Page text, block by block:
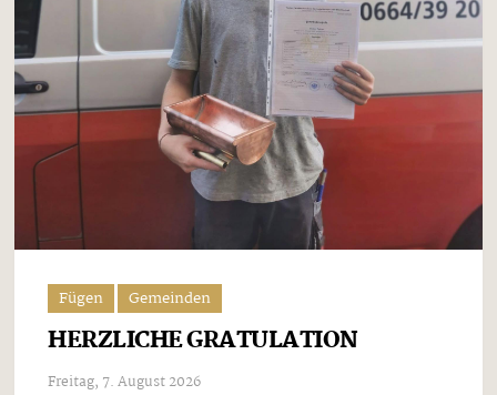
Fügen Gemeinden
HERZLICHE GRATULATION
Freitag, 7. August 2026